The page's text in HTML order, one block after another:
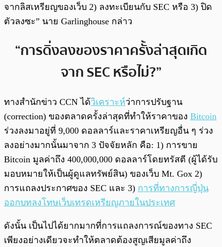
จากลิสเหรียญของเว็บ 2) ลงทะเบียนกับ SEC หรือ 3) ปิด
ตัวลงซะ” นาย Garlinghouse กล่าว
“การดิ่งลงของราคาครั้งล่าสุดเกิด
จาก SEC หรือไม่?”
ทางสำนักข่าว CCN ได้วิเคราะห์ว่าการปรับฐาน
(correction) ของตลาดครั้งล่าสุดที่ทำให้ราคาของ Bitcoin
ร่วงลงมาอยู่ที่ 9,000 ดอลลาร์และราคาเหรียญอื่น ๆ ร่วง
ลงอย่างมากนั้นมาจาก 3 ปัจจัยหลัก คือ: 1) การขาย
Bitcoin มูลค่าถึง 400,000,000 ดอลลาร์โดยทรัสตี (ผู้ได้รับ
มอบหมายให้เป็นผู้ดูแลทรัพย์สิน) ของเว็บ Mt. Gox 2)
การแถลงประกาศของ SEC และ 3) การที่ทางการญี่ปุ่น
ออกบทลงโทษเว็บเทรดเหรียญภายในประเทศ
ดังนั้น เป็นไปได้ยากมากที่การแถลงการณ์ของทาง SEC
เพียงอย่างเดียวจะทำให้ตลาดต้องสูญเสียมูลค่าถึง